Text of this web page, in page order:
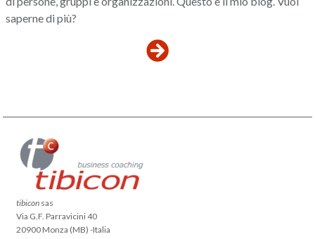
saperne di più?
tibicon sas
Via G.F. Parravicini 40
20900 Monza (MB) -Italia